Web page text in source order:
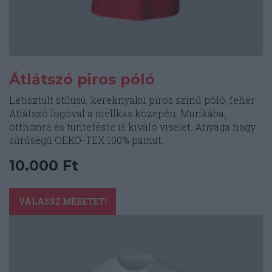
Átlátszó piros póló
Letisztult stílusú, kereknyakú piros színű póló, fehér
Átlátszó logóval a mellkas közepén. Munkába,
otthonra és tüntetésre is kiváló viselet. Anyaga nagy
sűrűségű OEKO-TEX 100% pamut.
10.000 Ft
VÁLASSZ MÉRETET!
Ennek
terméknek